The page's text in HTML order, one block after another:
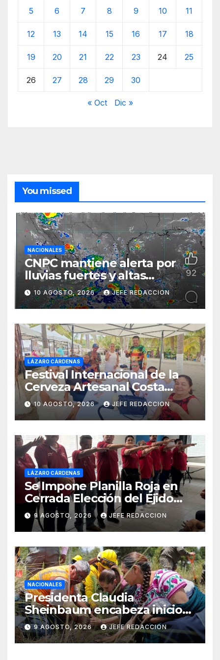
5 6 7 8 9 10 11
12 13 14 15 16 17 18
19 20 21 22 23 24 25
26 27 28 29 30
« Oct Dic »
You missed
NACIONALES
CNPC mantiene alerta por
lluvias fuertes y altas
temperaturas en varios
estados del país
10 AGOSTO, 2026 JEFE REDACCION
LÁZARO CÁRDENAS
Festival Internacional de la
Cerveza Artesanal Costa
Michoacán 2026 Cerro su 19ª
Edición
10 AGOSTO, 2026 JEFE REDACCION
LÁZARO CÁRDENAS
Se Impone Planilla Roja en
Cerrada Elección del Ejido
Melchor Ocampo en Lázaro
Cárdenas
9 AGOSTO, 2026 JEFE REDACCION
NACIONALES
Presidenta Claudia
Sheinbaum encabeza inicio
de la Jornada Nacional de
Reforestación 2026
9 AGOSTO, 2026 JEFE REDACCION